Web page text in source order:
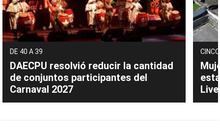
DE 40 A 39
DAECPU resolvió reducir la cantidad
de conjuntos participantes del
Carnaval 2027